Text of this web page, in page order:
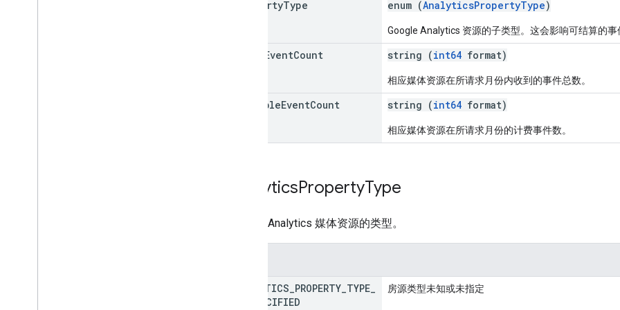
propertyType enum (AnalyticsPropertyType)
Google Analytics 资源的子类型。这会影响可结算的事
EventCount string (int64 format)
相应媒体资源在所请求月份内收到的事件总数。
billableEventCount string (int64 format)
相应媒体资源在所请求月份的计费事件数。
AnalyticsPropertyType
Google Analytics 媒体资源的类型。
ANALYTICS PROPERTY TYPE
UNSPECIFIED
房源类型未知或未指定